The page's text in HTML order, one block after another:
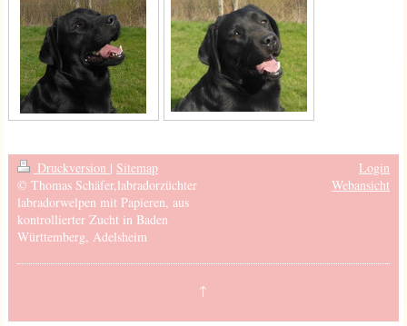
Druckversion | Sitemap
© Thomas Schäfer,labradorzüchter
labradorwelpen mit Papieren, aus
kontrollierter Zucht in Baden
Württemberg, Adelsheim
Login
Webansicht
↑